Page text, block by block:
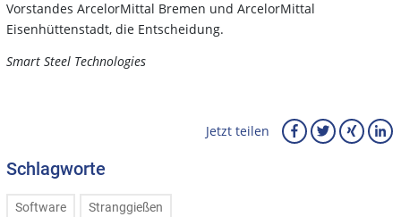
Vorstandes ArcelorMittal Bremen und ArcelorMittal
Eisenhüttenstadt, die Entscheidung.
Smart Steel Technologies
Jetzt teilen
Schlagworte
Software Stranggießen